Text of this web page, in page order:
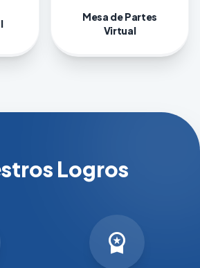
Mesa de Partes
Virtual
Logros
workspace_premium